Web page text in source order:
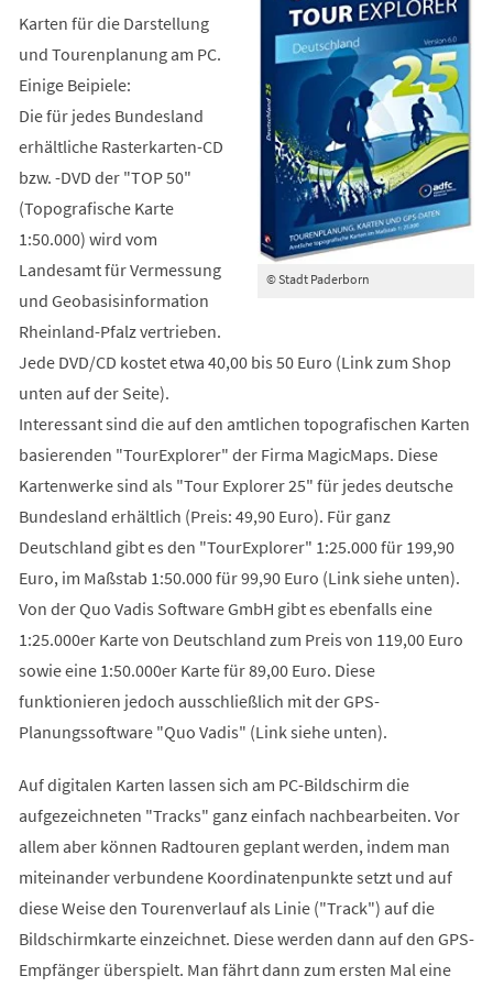
© Stadt Paderborn
Karten für die Darstellung
und Tourenplanung am PC.
Einige Beipiele:
Die für jedes Bundesland
erhältliche Rasterkarten-CD
bzw. -DVD der "TOP 50"
(Topografische Karte
1:50.000) wird vom
Landesamt für Vermessung
und Geobasisinformation
Rheinland-Pfalz vertrieben.
Jede DVD/CD kostet etwa 40,00 bis 50 Euro (Link zum Shop
unten auf der Seite).
Interessant sind die auf den amtlichen topografischen Karten
basierenden "TourExplorer" der Firma MagicMaps. Diese
Kartenwerke sind als "Tour Explorer 25" für jedes deutsche
Bundesland erhältlich (Preis: 49,90 Euro). Für ganz
Deutschland gibt es den "TourExplorer" 1:25.000 für 199,90
Euro, im Maßstab 1:50.000 für 99,90 Euro (Link siehe unten).
Von der Quo Vadis Software GmbH gibt es ebenfalls eine
1:25.000er Karte von Deutschland zum Preis von 119,00 Euro
sowie eine 1:50.000er Karte für 89,00 Euro. Diese
funktionieren jedoch ausschließlich mit der GPS-
Planungssoftware "Quo Vadis" (Link siehe unten).
Auf digitalen Karten lassen sich am PC-Bildschirm die
aufgezeichneten "Tracks" ganz einfach nachbearbeiten. Vor
allem aber können Radtouren geplant werden, indem man
miteinander verbundene Koordinatenpunkte setzt und auf
diese Weise den Tourenverlauf als Linie ("Track") auf die
Bildschirmkarte einzeichnet. Diese werden dann auf den GPS-
Empfänger überspielt. Man fährt dann zum ersten Mal eine